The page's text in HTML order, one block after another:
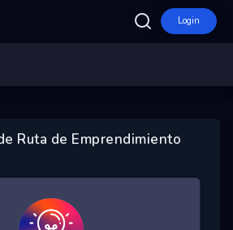
Login
Ruta de Emprendimiento